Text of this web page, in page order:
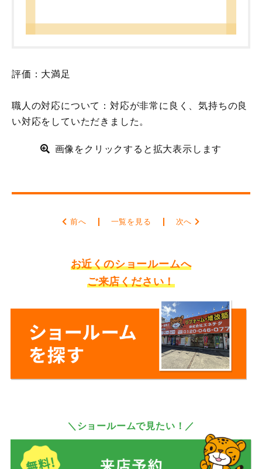
評価：大満足
職人の対応について：対応が非常に良く、気持ちの良
い対応をしていただきました。
画像をクリックすると拡大表示します
前へ 一覧を見る 次へ
お近くのショールームへ
ご来店ください！
＼ショールームで見たい！／